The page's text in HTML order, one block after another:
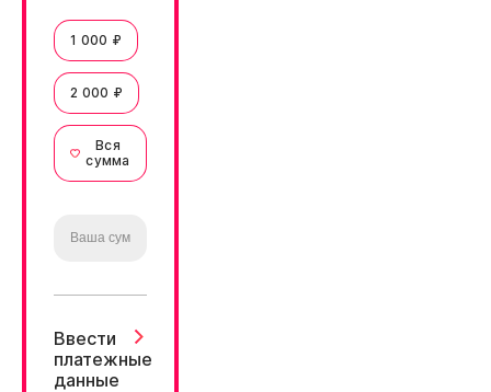
1 000 ₽
2 000 ₽
Вся
сумма
Ввести
платежные
данные